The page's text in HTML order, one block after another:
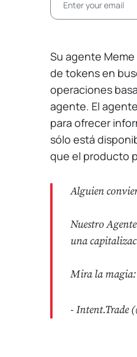
Su agente
de tokens en
operaciones
agente. El
para ofrecer
sólo está
que el producto
Alguien
Nuestro
una
Mira la magia:
- Intent.Trade